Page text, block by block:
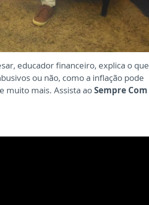
educador financeiro, explica o que
ou não, como a inflação pode
muito mais. Assista aoSempre Com